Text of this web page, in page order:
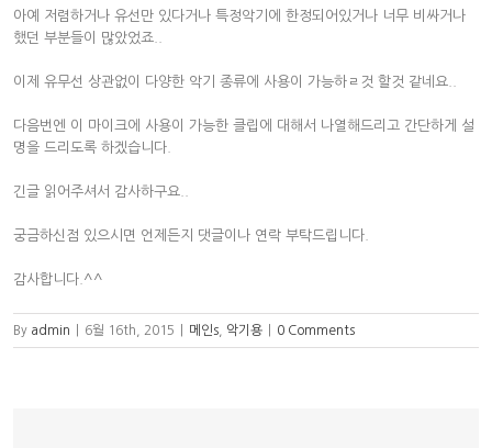
아예 저렴하거나 유선만 있다거나 특정악기에 한정되어있거나 너무 비싸거나
했던 부분들이 많았었죠..
이제 유무선 상관없이 다양한 악기 종류에 사용이 가능하ㄹ것 할것 같네요..
다음번엔 이 마이크에 사용이 가능한 클립에 대해서 나열해드리고 간단하게 설
명을 드리도록 하겠습니다.
긴글 읽어주셔서 감사하구요..
궁금하신점 있으시면 언제든지 댓글이나 연락 부탁드립니다.
감사합니다.^^
By admin 6월 16th, 2015 메인s 악기용 0 Comments